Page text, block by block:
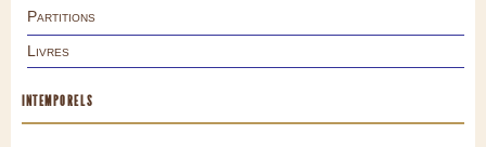
Partitions
Livres
INTEMPORELS